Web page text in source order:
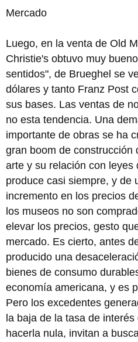
Mercado
Luego, en la venta de Old
Christie's obtuvo muy
sentidos", de Brueghel se
dólares y tanto Franz Post
sus bases. Las ventas de
no esta tendencia. Una
importante de obras se ha
gran boom de construcción
arte y su relación con leyes
produce casi siempre, y de
incremento en los precios
los museos no son
elevar los precios, gesto
mercado. Es cierto, antes
producido una
bienes de consumo
economía americana, y es
Pero los excedentes
la baja de la tasa de
hacerla nula, invitan a